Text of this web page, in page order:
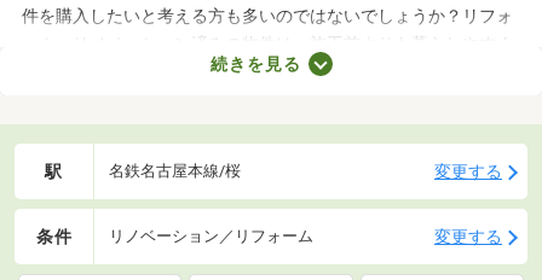
件を購入したいと考える方も多いのではないでしょうか？リフォ
ーム・リノベーション済みの物件は、施工前よりも暮らしやすく
なっていることがポイント。住みやすさを感じられる最良の物件
済みの中古マンションを紹介しますので、ぜひチェックしてみて
続きを見る
駅 名鉄名古屋本線/桜 変更する
条件 リノベーション／リフォーム 変更する